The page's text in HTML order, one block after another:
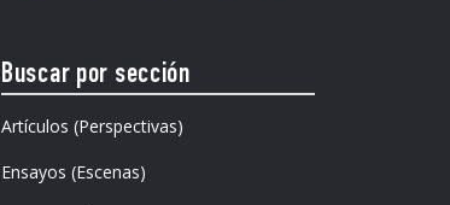
Buscar por sección
Artículos (Perspectivas)
Ensayos (Escenas)